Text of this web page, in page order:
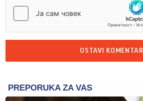
OSTAVI KOMENTAR